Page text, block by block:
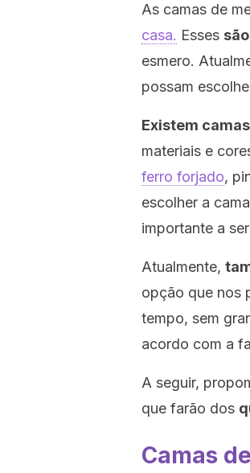
As camas de
casa. Esses
esmero.
possam
Existem
materiais e
ferro forjado,
escolher a
importante a
Atualmente,
opção que nos
tempo, sem
acordo com a
A seguir,
que farão dos
Camas